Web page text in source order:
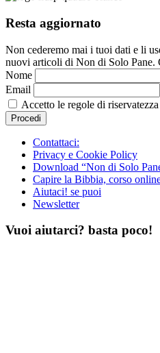
Resta aggiornato
Non cederemo mai i tuoi dati e li
nuovi articoli di Non di Solo Pane.
Nome
Email
Accetto le regole di
Contattaci:
Privacy e Cookie Policy
Download “Non di Solo
Capire la Bibbia, corso
Aiutaci! se puoi
Newsletter
Vuoi aiutarci? basta poco!